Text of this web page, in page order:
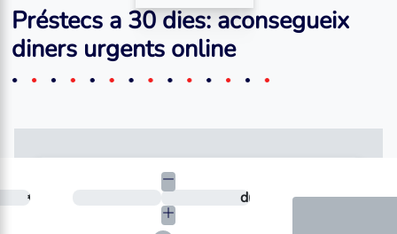
Préstecs a 30 dies: aconsegueix
diners urgents online
€ En quants dies vols tornar-ho?
dies